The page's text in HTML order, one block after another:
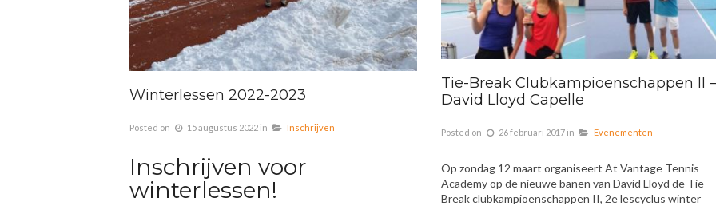
Winterlessen 2022-2023
Posted on 15 augustus 2022 in Inschrijven
Inschrijven voor
winterlessen!
Tie-Break Clubkampioenschappen II –
David Lloyd Capelle
Posted on 26 februari 2017 in Evenementen
Op zondag 12 maart organiseert At Vantage Tennis
Academy op de nieuwe banen van David Lloyd de Tie-
Break clubkampioenschappen II, 2e lescyclus winter